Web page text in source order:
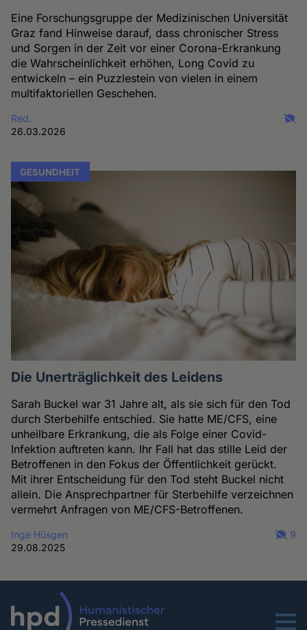
Eine Forschungsgruppe der Medizinischen Universität
Graz fand Hinweise darauf, dass chronischer Stress
und Sorgen in der Zeit vor einer Corona-Erkrankung
die Wahrscheinlichkeit erhöhen, Long Covid zu
entwickeln – ein Puzzlestein von vielen in einem
multifaktoriellen Geschehen.
Red.
26.03.2026
GESUNDHEIT
Die Unerträglichkeit des Leidens
Sarah Buckel war 31 Jahre alt, als sie sich für den Tod
durch Sterbehilfe entschied. Sie hatte ME/CFS, eine
unheilbare Erkrankung, die als Folge einer Covid-
Infektion auftreten kann. Ihr Fall hat das stille Leid der
Betroffenen in den Fokus der Öffentlichkeit gerückt.
Mit ihrer Entscheidung für den Tod steht Buckel nicht
allein. Die Ansprechpartner für Sterbehilfe verzeichnen
vermehrt Anfragen von ME/CFS-Betroffenen.
Inge Hüsgen
29.08.2025
9
Menu